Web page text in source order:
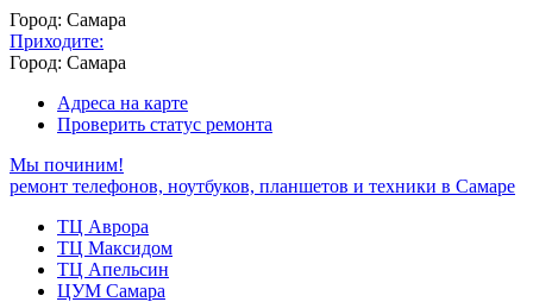
Город: Самара
Приходите:
Город: Самара
Адреса на карте
Проверить статус ремонта
Мы починим!
ремонт телефонов, ноутбуков, планшетов и техники в Самаре
ТЦ Аврора
ТЦ Максидом
ТЦ Апельсин
ЦУМ Самара